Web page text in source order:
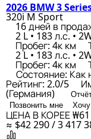
2026 BMW 3
320i M Sport
16 дней в
2 L • 183 л.с. •
Пробег: 4к км
2 L • 183 л.с. •
Пробег: 4к км
Состояние: Как
Рейтинг: 2.0/5
(Германия)
Позвонить мне
Хочу
ЦЕНА В КОРЕЕ
≈ $42 290 / 3 417